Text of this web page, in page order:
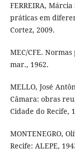
FERREIRA,
práticas em
Cortez, 2009.
MEC/CFE.
mar., 1962.
MELLO, José
Câmara: obras
Cidade do Recife,
MONTENEGRO,
Recife: ALEPE,